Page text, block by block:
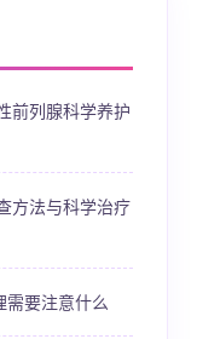
前列腺科学养护
方法与科学治疗
需要注意什么